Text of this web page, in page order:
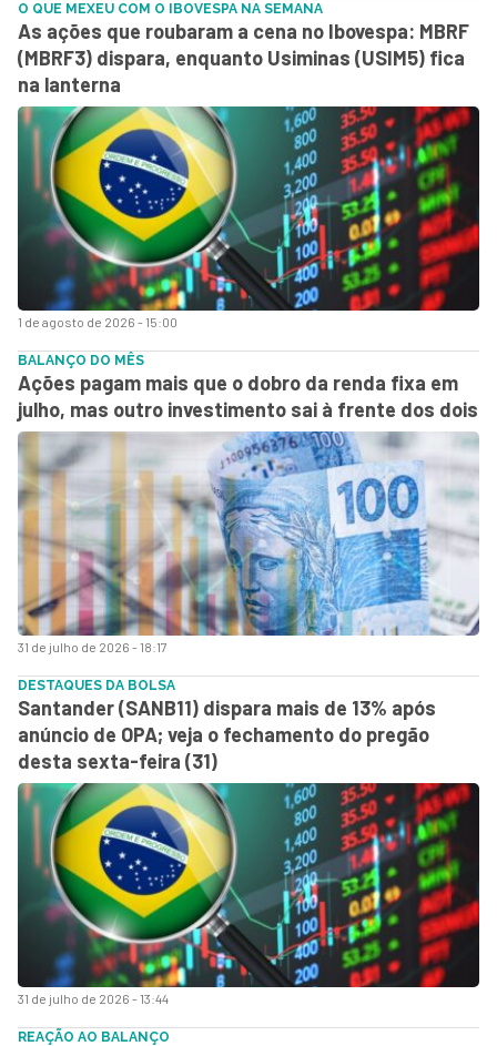
1 de agosto de 2026 - 15:00
O QUE MEXEU COM O IBOVESPA NA SEMANA
As ações que roubaram a cena no Ibovespa: MBRF
(MBRF3) dispara, enquanto Usiminas (USIM5) fica
na lanterna
31 de julho de 2026 - 18:17
BALANÇO DO MÊS
Ações pagam mais que o dobro da renda fixa em
julho, mas outro investimento sai à frente dos dois
31 de julho de 2026 - 13:44
DESTAQUES DA BOLSA
Santander (SANB11) dispara mais de 13% após
anúncio de OPA; veja o fechamento do pregão
desta sexta-feira (31)
REAÇÃO AO BALANÇO